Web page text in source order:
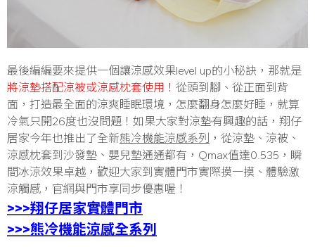
最後編編要來提供一個讓涼感效果level up的小秘訣，那就是
將涼墊搭配涼被或涼感枕套使用！ 從頭到腳、從正面到背
面，打造最全面的涼爽睡眠環境，怎麼翻身怎麼好睡，就算
冷氣只開26度也沒問題！如果大家對涼墊有興趣的話，翔仔
居家今年也推出了全新熊冷機能涼感系列 ，從涼墊、涼被、
涼感枕套到沙發墊、嬰兒墊通通都有，Qmax值達0.535，瞬
間冰涼效果卓越，歡迎大家到實體門市實際摸一摸、體驗激
涼觸感，官網與門市享同步優惠喔！
>>>翔仔居家實體門市
>>>熊冷機能涼感全系列